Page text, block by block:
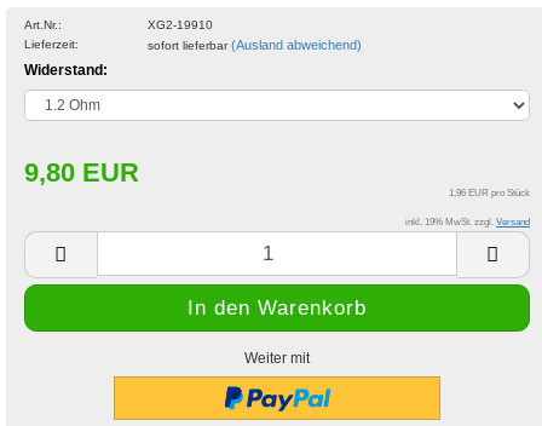
Art.Nr.:
XG2-19910
Lieferzeit:
sofort lieferbar(Ausland abweichend)
Widerstand:
9,80 EUR
1,96 EUR pro Stück
inkl. 19% MwSt. zzgl. Versand
Weiter mit